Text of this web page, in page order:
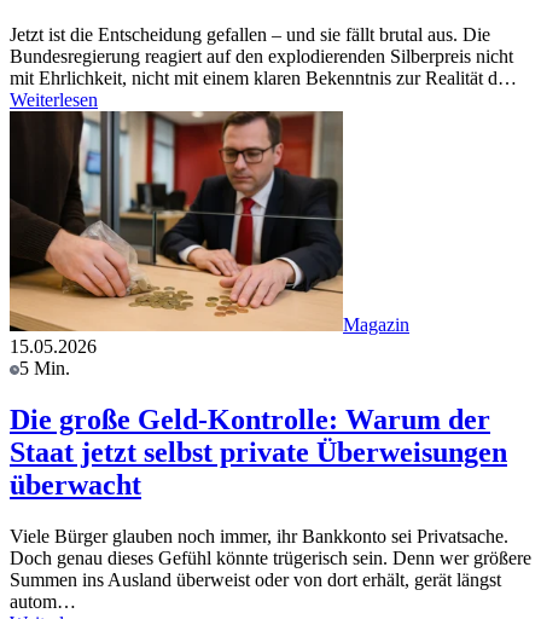
Jetzt ist die Entscheidung gefallen – und sie fällt brutal aus. Die
Bundesregierung reagiert auf den explodierenden Silberpreis nicht
mit Ehrlichkeit, nicht mit einem klaren Bekenntnis zur Realität d…
Weiterlesen
Magazin
15.05.2026
5 Min.
Die große Geld-Kontrolle: Warum der
Staat jetzt selbst private Überweisungen
überwacht
Viele Bürger glauben noch immer, ihr Bankkonto sei Privatsache.
Doch genau dieses Gefühl könnte trügerisch sein. Denn wer größere
Summen ins Ausland überweist oder von dort erhält, gerät längst
autom…